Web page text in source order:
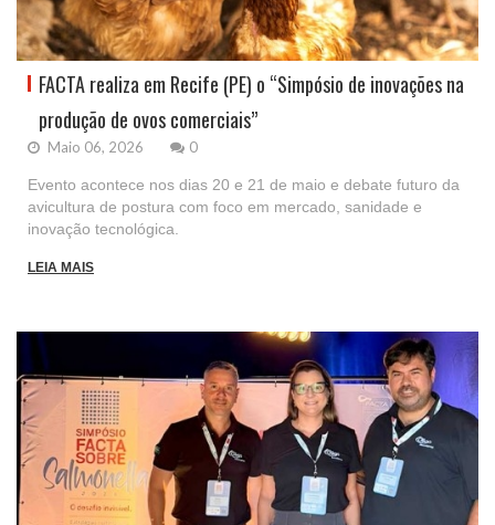
FACTA realiza em Recife (PE) o “Simpósio de inovações na
produção de ovos comerciais”
Maio 06, 2026 0
Evento acontece nos dias 20 e 21 de maio e debate futuro da
avicultura de postura com foco em mercado, sanidade e
inovação tecnológica.
LEIA MAIS